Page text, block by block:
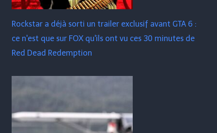
Rockstar a déjà sorti un trailer exclusif avant GTA 6 :
ce n'est que sur FOX qu'ils ont vu ces 30 minutes de
Red Dead Redemption